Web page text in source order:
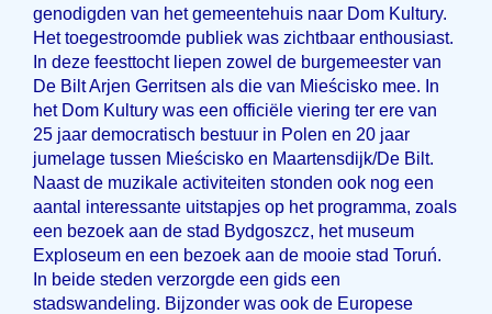
genodigden van het gemeentehuis naar Dom Kultury.
Het toegestroomde publiek was zichtbaar enthousiast.
In deze feesttocht liepen zowel de burgemeester van
De Bilt Arjen Gerritsen als die van Mieścisko mee. In
het Dom Kultury was een officiële viering ter ere van
25 jaar democratisch bestuur in Polen en 20 jaar
jumelage tussen Mieścisko en Maartensdijk/De Bilt.
Naast de muzikale activiteiten stonden ook nog een
aantal interessante uitstapjes op het programma, zoals
een bezoek aan de stad Bydgoszcz, het museum
Exploseum en een bezoek aan de mooie stad Toruń.
In beide steden verzorgde een gids een
stadswandeling. Bijzonder was ook de Europese